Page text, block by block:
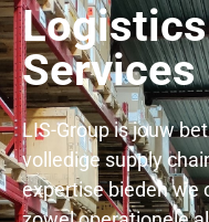
Services
LIS-Group is jouw
volledige supply
expertise bieden we